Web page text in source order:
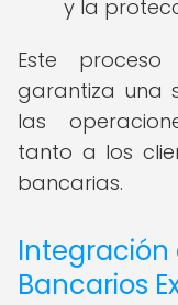
y la
Este
garantiza una
las
tanto a los
bancarias.
Integración
Bancarios